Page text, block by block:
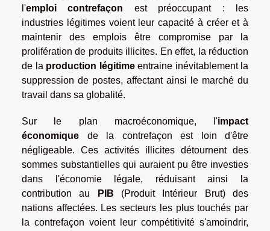
l'emploi contrefaçon est préoccupant : les
industries légitimes voient leur capacité à créer et à
maintenir des emplois être compromise par la
prolifération de produits illicites. En effet, la réduction
de la production légitimeentraine inévitablement la
suppression de postes, affectant ainsi le marché du
travail dans sa globalité.
Sur le plan macroéconomique, l'impact
économique de la contrefaçon est loin d'être
négligeable. Ces activités illicites détournent des
sommes substantielles qui auraient pu être investies
dans l'économie légale, réduisant ainsi la
contribution au
PIB (Produit Intérieur Brut) des
nations affectées. Les secteurs les plus touchés par
la contrefaçon voient leur compétitivité s'amoindrir,